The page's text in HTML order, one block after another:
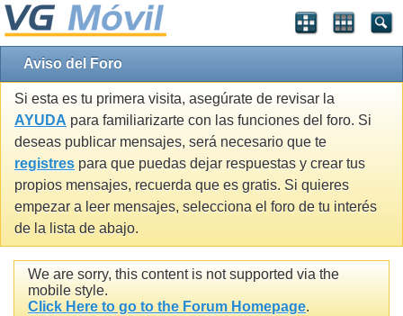
Aviso del Foro
Si esta es tu primera visita, asegúrate de revisar la
AYUDA para familiarizarte con las funciones del foro. Si
deseas publicar mensajes, será necesario que te
registres para que puedas dejar respuestas y crear tus
propios mensajes, recuerda que es gratis. Si quieres
empezar a leer mensajes, selecciona el foro de tu interés
de la lista de abajo.
We are sorry, this content is not supported via the
mobile style.
Click Here to go to the Forum Homepage.